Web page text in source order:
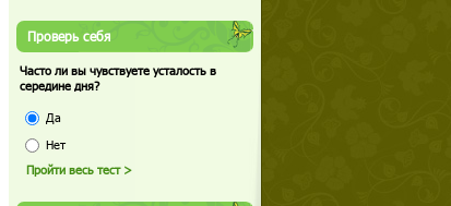
Проверь себя
Часто ли вы чувствуете усталость в
середине дня?
Да
Нет